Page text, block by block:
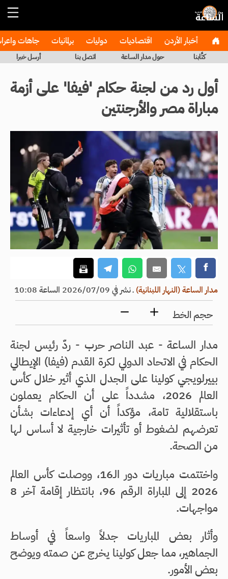
أخبار الأردن اقتصاديات دوليات برلمانيات جاهات
كتَّابنا حول مدار الساعة اتصل بنا أرسل خبرا
أول رد من لجنة حكام 'فيفا' على أزمة
مباراة مصر والأرجنتين
مدار الساعة (النهار اللبنانية) ـنشر في 2026/07/09 الساعة 10:08
حجم الخط
مدار الساعة - عبد الناصر حرب - ردّ رئيس لجنة
الحكام في الاتحاد الدولي لكرة القدم (فيفا) الإيطالي
بييرلويجي كولينا على الجدل الذي أثير خلال كأس
العالم 2026، مشدداً على أن الحكام يعملون
باستقلالية تامة، مؤكداً أن أي إدعاءات بشأن
تعرضهم لضغوط أو تأثيرات خارجية لا أساس لها
من الصحة.
واختتمت مباريات دور الـ16، ووصلت كأس العالم
2026 إلى المباراة الرقم 96، بانتظار إقامة آخر 8
مواجهات.
وأثار بعض المباريات جدلاً واسعاً في أوساط
الجماهير، مما جعل كولينا يخرج عن صمته ويوضح
بعض الأمور.